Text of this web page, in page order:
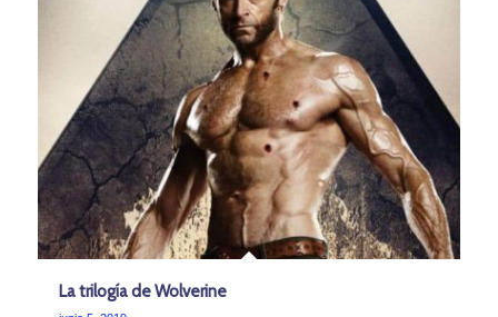
La trilogía de Wolverine